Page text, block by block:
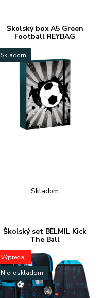
Školský box A5 Green
Football REYBAG
Skladom
Skladom
Školský set BELMIL Kick
The Ball
Výpredaj
Nie je skladom